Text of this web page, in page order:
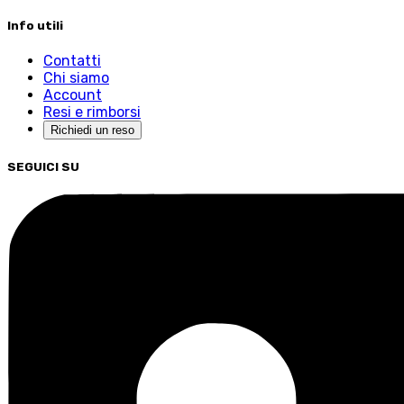
Info utili
Contatti
Chi siamo
Account
Resi e rimborsi
Richiedi un reso
SEGUICI SU